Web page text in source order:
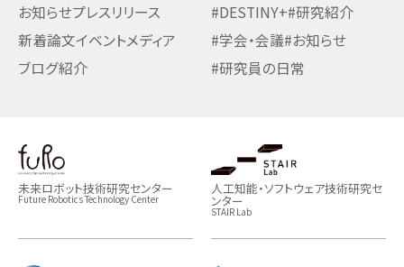
お知らせプレスリリース
新着論文イベントメディア
ブログ紹介
#DESTINY+#研究紹介
#学会・会議#お知らせ
#研究員の日常
未来ロボット技術研究センター
Future Robotics Technology Center
人工知能・ソフトウェア技術研究セ
ンター
STAIR Lab